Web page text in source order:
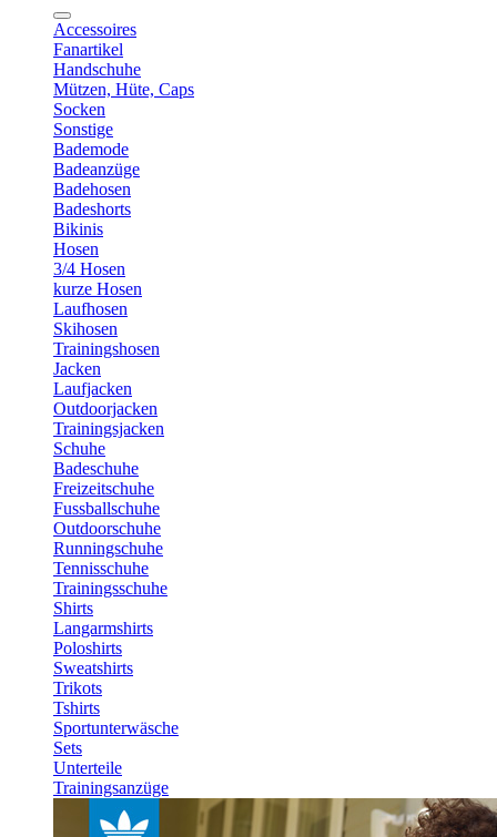
Accessoires
Fanartikel
Handschuhe
Mützen, Hüte, Caps
Socken
Sonstige
Bademode
Badeanzüge
Badehosen
Badeshorts
Bikinis
Hosen
3/4 Hosen
kurze Hosen
Laufhosen
Skihosen
Trainingshosen
Jacken
Laufjacken
Outdoorjacken
Trainingsjacken
Schuhe
Badeschuhe
Freizeitschuhe
Fussballschuhe
Outdoorschuhe
Runningschuhe
Tennisschuhe
Trainingsschuhe
Shirts
Langarmshirts
Poloshirts
Sweatshirts
Trikots
Tshirts
Sportunterwäsche
Sets
Unterteile
Trainingsanzüge